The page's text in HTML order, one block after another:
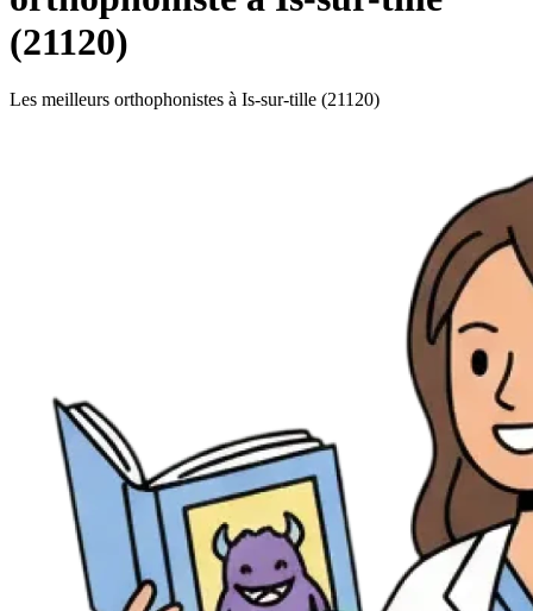
(21120)
Les meilleurs orthophonistes à Is-sur-tille (21120)